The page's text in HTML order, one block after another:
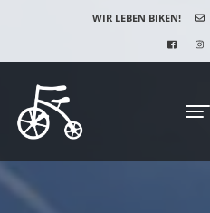
WIR LEBEN BIKEN!